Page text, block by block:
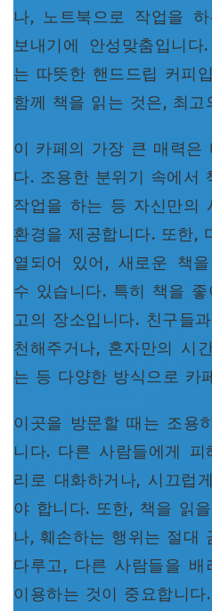
나, 노트북으로 작업을
보내기에 안성맞춤입니
는 따뜻한 핸드드립 커피
함께 책을 읽는 것은, 최
이 카페의 가장 큰 매력은
다. 조용한 분위기 속에서
작업을 하는 등 자신만의
환경을 제공합니다. 또한,
열되어 있어, 새로운 책
수 있습니다. 특히 책을
고의 장소입니다. 친구들
천해주거나, 혼자만의 시
는 등 다양한 방식으로 카
이곳을 방문할 때는 조용
니다. 다른 사람들에게
리로 대화하거나, 시끄럽
야 합니다. 또한, 책을 읽
나, 훼손하는 행위는 절대
다루고, 다른 사람들을 배
이용하는 것이 중요합니다.